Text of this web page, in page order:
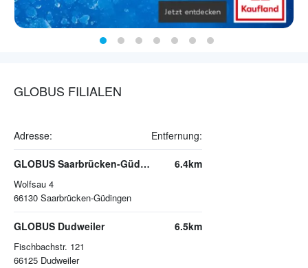
GLOBUS FILIALEN
Adresse: Entfernung:
GLOBUS Saarbrücken-Güdingen
Wolfsau 4
66130 Saarbrücken-Güdingen
6.4km
GLOBUS Dudweiler
Fischbachstr. 121
66125 Dudweiler
6.5km